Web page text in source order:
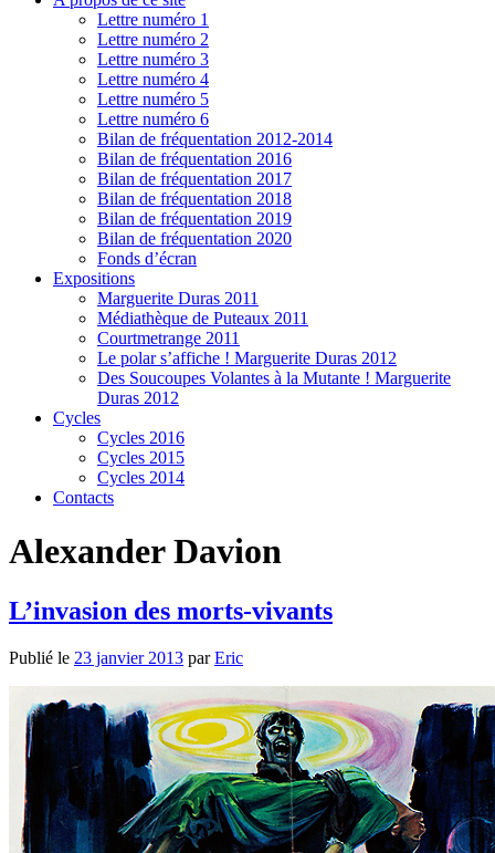
Lettre numéro 1
Lettre numéro 2
Lettre numéro 3
Lettre numéro 4
Lettre numéro 5
Lettre numéro 6
Bilan de fréquentation 2012-2014
Bilan de fréquentation 2016
Bilan de fréquentation 2017
Bilan de fréquentation 2018
Bilan de fréquentation 2019
Bilan de fréquentation 2020
Fonds d’écran
Expositions
Marguerite Duras 2011
Médiathèque de Puteaux 2011
Courtmetrange 2011
Le polar s’affiche ! Marguerite Duras 2012
Des Soucoupes Volantes à la Mutante ! Marguerite
Duras 2012
Cycles
Cycles 2016
Cycles 2015
Cycles 2014
Contacts
Alexander Davion
L’invasion des morts-vivants
Publié le 23 janvier 2013 parEric